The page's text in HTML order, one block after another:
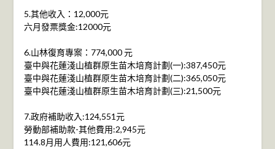
5.其他收入：12,000元
六月發票獎金:12000元
6.山林復育專案：774,000 元
臺中與花蓮淺山植群原生苗木培育計劃(一):387,450元
臺中與花蓮淺山植群原生苗木培育計劃(二):365,050元
臺中與花蓮淺山植群原生苗木培育計劃(三):21,500元
7.政府補助收入:124,551元
勞動部補助款-其他費用:2,945元
114.8月用人費用:121,606元